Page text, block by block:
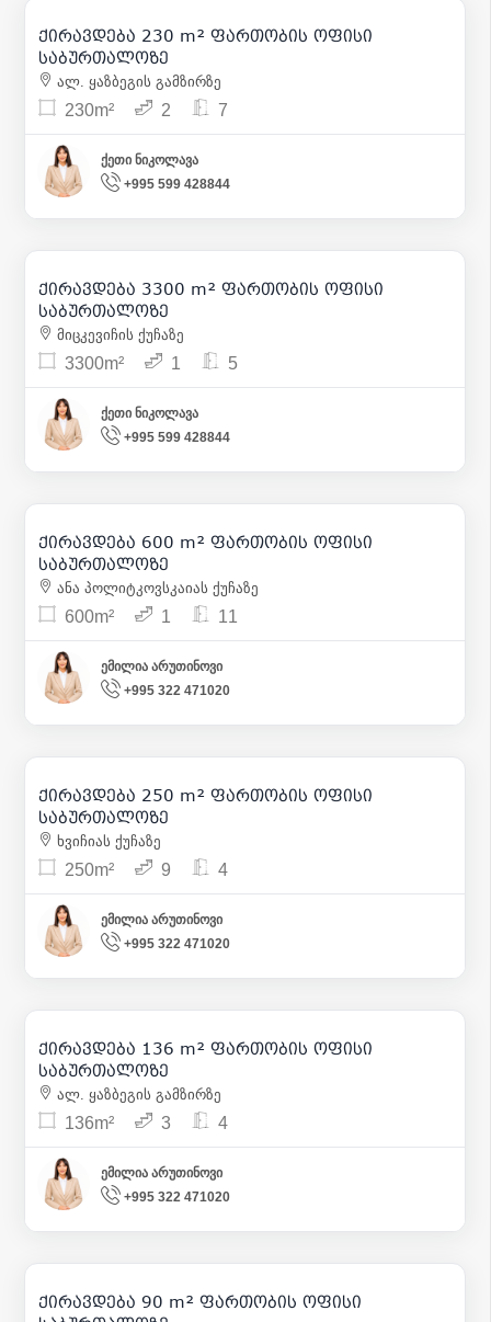
11
ქირავდება 230 m² ფართობის ოფისი
საბურთალოზე
ალ. ყაზბეგის გამზირზე
230m² 2 7
ქეთი ნიკოლავა
+995 599 428844
1
2 700 | m² 1
ქირავდება 3300 m² ფართობის ოფისი
საბურთალოზე
მიცკევიჩის ქუჩაზე
3300m² 1 5
ქეთი ნიკოლავა
+995 599 428844
7
5 500 | m² 9
ქირავდება 600 m² ფართობის ოფისი
საბურთალოზე
ანა პოლიტკოვსკაიას ქუჩაზე
600m² 1 11
ემილია არუთინოვი
+995 322 471020
2 700 | m² 11
ქირავდება 250 m² ფართობის ოფისი
საბურთალოზე
ხვიჩიას ქუჩაზე
250m² 9 4
ემილია არუთინოვი
+995 322 471020
13
2 653 | m² 20
ქირავდება 136 m² ფართობის ოფისი
საბურთალოზე
ალ. ყაზბეგის გამზირზე
136m² 3 4
ემილია არუთინოვი
+995 322 471020
11
1 200 | m² 13
ქირავდება 90 m² ფართობის ოფისი